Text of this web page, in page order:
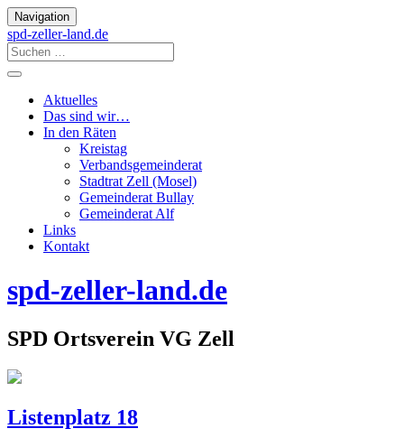
Navigation
spd-zeller-land.de
Aktuelles
Das sind wir…
In den Räten
Kreistag
Verbandsgemeinderat
Stadtrat Zell (Mosel)
Gemeinderat Bullay
Gemeinderat Alf
Links
Kontakt
spd-zeller-land.de
SPD Ortsverein VG Zell
Listenplatz 18